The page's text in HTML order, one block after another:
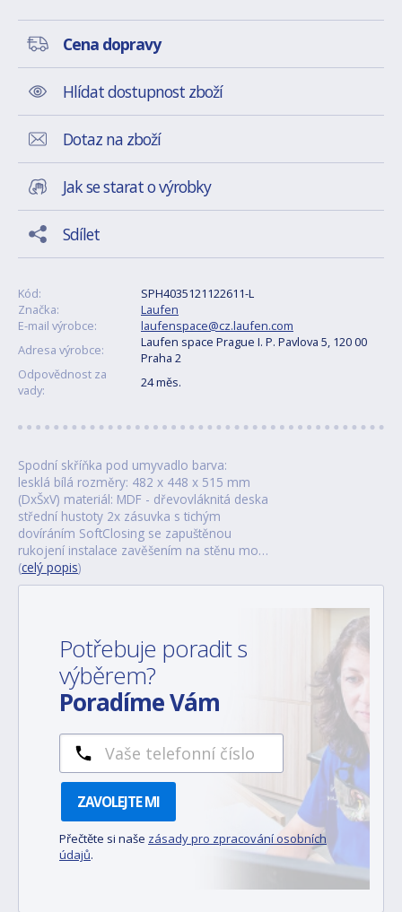
Cena dopravy
Hlídat dostupnost zboží
Dotaz na zboží
Jak se starat o výrobky
Sdílet
Kód:
SPH4035121122611-L
Značka:
Laufen
E-mail výrobce:
laufenspace@cz.laufen.com
Adresa výrobce:
Laufen space Prague I. P. Pavlova 5, 120 00
Praha 2
Odpovědnost za
vady:
24 měs.
Spodní skříňka pod umyvadlo barva:
lesklá bílá rozměry: 482 x 448 x 515 mm
(DxŠxV) materiál: MDF - dřevovláknitá deska
střední hustoty 2x zásuvka s tichým
dovíráním SoftClosing se zapuštěnou
rukojení instalace zavěšením na stěnu mo…
(celý popis)
Potřebuje poradit s
výběrem?
Poradíme Vám
ZAVOLEJTE MI
Přečtěte si naše zásady pro zpracování osobních
údajů.